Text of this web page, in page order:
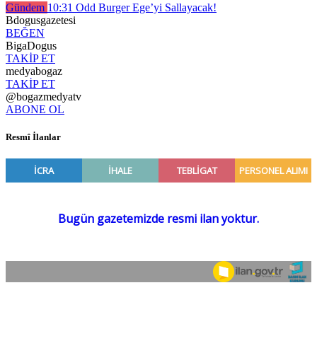
Gündem 10:31 Odd Burger Ege’yi Sallayacak!
Bdogusgazetesi
BEĞEN
BigaDogus
TAKİP ET
medyabogaz
TAKİP ET
@bogazmedyatv
ABONE OL
Resmî İlanlar